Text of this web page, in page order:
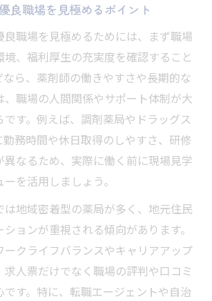
良職場を見極めるポイント
良職場を見極めるためには、まず職場
境、福利厚生の充実度を確認すること
ら、薬剤師の働きやすさや長期的な
、職場の人間関係やサポート体制が大
です。例えば、調剤薬局やドラッグス
勤務時間や休日取得のしやすさ、研修
なるため、実際に働く前に現場見学
を活用しましょう。
は地域密着型の薬局が多く、地元住民
ョンが重視される傾向があります。
ークライフバランスやキャリアアップ
求人票だけでなく職場の評判や口コミ
です。特に、転職エージェントや自治